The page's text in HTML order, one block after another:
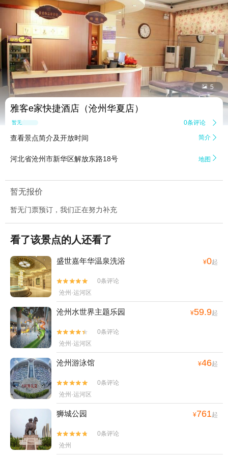
 5
雅客e家快捷酒店（沧州华夏店）
暂无点评 0条评论 
查看景点简介及开放时间 简介 
河北省沧州市新华区解放东路18号 地图 
暂无报价
暂无门票预订，我们正在努力补充
看了该景点的人还看了
盛世嘉年华温泉洗浴 ¥0起


0条评论
沧州·运河区
沧州水世界主题乐园 ¥59.9起


0条评论
沧州·运河区
沧州游泳馆 ¥46起


0条评论
沧州·运河区
狮城公园 ¥761起


0条评论
沧州
